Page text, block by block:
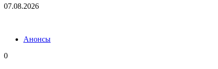
07.08.2026
Анонсы
0